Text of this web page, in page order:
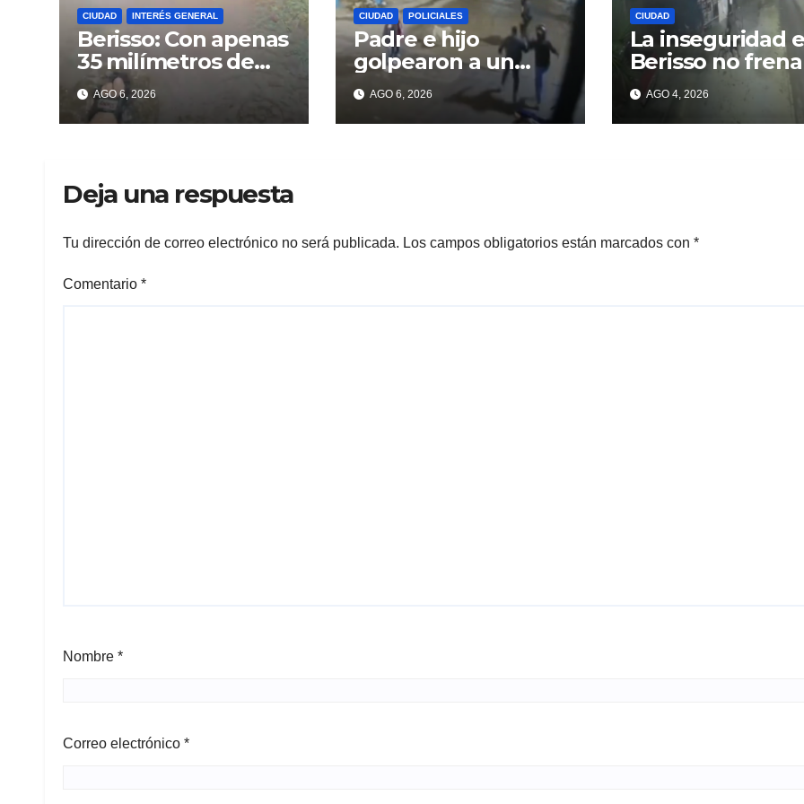
CIUDAD INTERÉS GENERAL
Berisso: Con apenas
35 milímetros de
lluvia ya se sienten
los problemas
AGO 6, 2026
CIUDAD POLICIALES
Padre e hijo
golpearon a un
delincuente para
recuperar un
celular robado en
AGO 6, 2026
CIUDAD
La inseguridad
Berisso no frena
AGO 4, 2026
Deja una respuesta
Tu dirección de correo electrónico no será publicada. Los campos obligatorios están marcados con *
Comentario *
Nombre *
Correo electrónico *